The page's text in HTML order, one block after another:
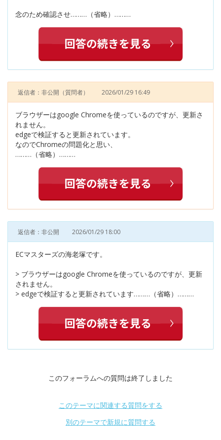
念のため確認させ………（省略）………
返信者：非公開 （質問者） 2026/01/29 16:49
ブラウザーはgoogle Chromeを使っているのですが、更新さ
れません。
edgeで検証すると更新されています。
なのでChromeの問題化と思い、
………（省略）………
返信者：非公開 2026/01/29 18:00
ECマスターズの海老塚です。
> ブラウザーはgoogle Chromeを使っているのですが、更新
されません。
> edgeで検証すると更新されています………（省略）………
このフォーラムへの質問は終了しました
このテーマに関連する質問をする
別のテーマで新規に質問する